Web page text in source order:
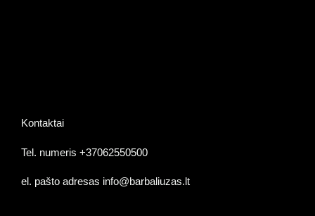
Kontaktai
Tel. numeris +37062550500
el. pašto adresas info@barbaliuzas.lt